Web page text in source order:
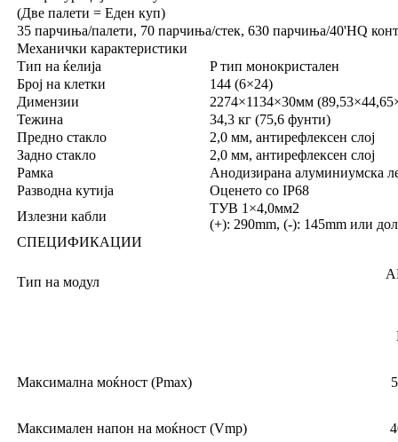
(Две палети = Еден куп)
35 парчиња/палети, 70 парчиња/стек, 630 парчиња/40'HQ
Механички карактеристики
Тип на ќелија
P тип монокристален
Број на клетки
144 (6×24)
Димензии
2274×1134×30мм
Тежина
34,3 кг (75,6 фунти)
Предно стакло
2,0 мм, антирефлексен слој
Задно стакло
2,0 мм, антирефлексен слој
Рамка
Анодизирана алуминиумска
Разводна кутија
Оценето со IP68
Излезни кабли
ТУВ 1×4,0мм2
(+): 290mm, (-): 145mm или
СПЕЦИФИКАЦИИ
Тип на модул
Максимална моќност (Pmax)
Максимален напон на моќност (Vmp)